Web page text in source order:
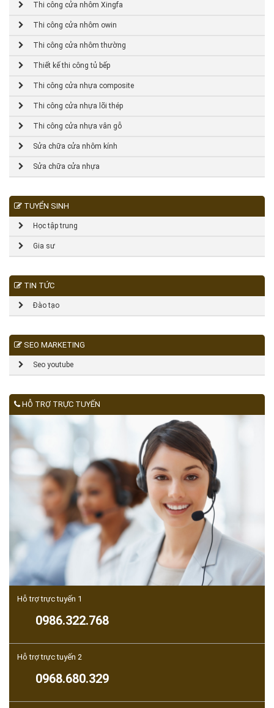
Thi công cửa nhôm Xingfa
Thi công cửa nhôm owin
Thi công cửa nhôm thường
Thiết kế thi công tủ bếp
Thi công cửa nhựa composite
Thi công cửa nhựa lõi thép
Thi công cửa nhựa vân gỗ
Sửa chữa cửa nhôm kính
Sửa chữa cửa nhựa
TUYỂN SINH
Học tập trung
Gia sư
TIN TỨC
Đào tạo
SEO MARKETING
Seo youtube
HỖ TRỢ TRỰC TUYẾN
Hỗ trợ trực tuyến 1
0986.322.768
Hỗ trợ trực tuyến 2
0968.680.329